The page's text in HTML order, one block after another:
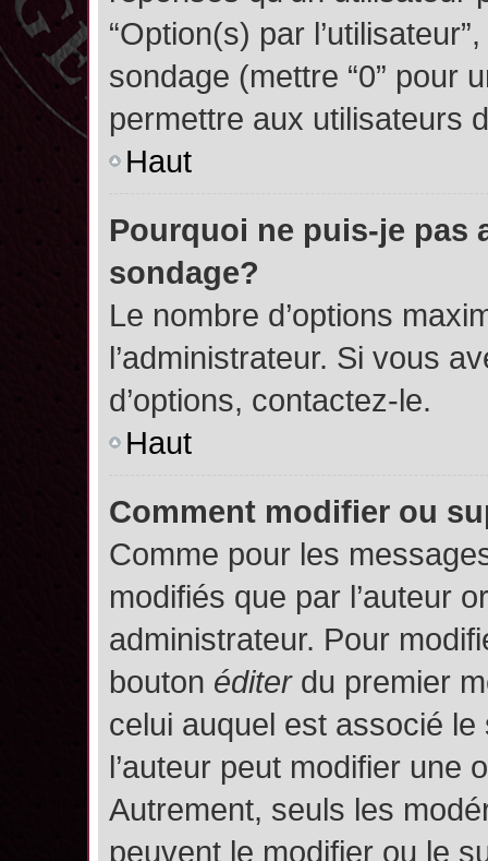
“Option(s) par
sondage (mettre “0” pour
permettre aux utilisateurs
Haut
Pourquoi ne puis-je pas
sondage?
Le nombre d’options
l’administrateur. Si vous
d’options, contactez-le.
Haut
Comment modifier ou
Comme pour les
modifiés que par l’auteur
administrateur. Pour
bouton éditerdu premier
celui auquel est associé le
l’auteur peut modifier une
Autrement, seuls les
peuvent le modifier ou le